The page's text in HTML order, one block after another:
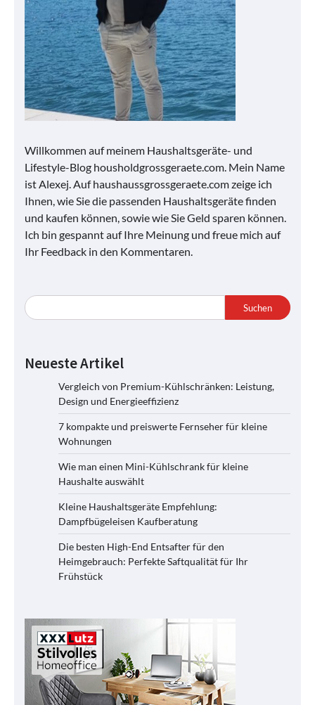
Willkommen auf meinem Haushaltsgeräte- und
Lifestyle-Blog housholdgrossgeraete.com. Mein Name
ist Alexej. Auf haushaussgrossgeraete.com zeige ich
Ihnen, wie Sie die passenden Haushaltsgeräte finden
und kaufen können, sowie wie Sie Geld sparen können.
Ich bin gespannt auf Ihre Meinung und freue mich auf
Ihr Feedback in den Kommentaren.
Suchen
Neueste Artikel
Vergleich von Premium-Kühlschränken: Leistung,
Design und Energieeffizienz
7 kompakte und preiswerte Fernseher für kleine
Wohnungen
Wie man einen Mini-Kühlschrank für kleine
Haushalte auswählt
Kleine Haushaltsgeräte Empfehlung:
Dampfbügeleisen Kaufberatung
Die besten High-End Entsafter für den
Heimgebrauch: Perfekte Saftqualität für Ihr
Frühstück